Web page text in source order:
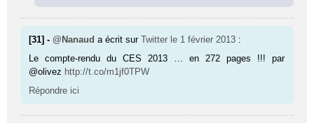
[31] -@Nanaud a écrit surTwitter le 1 février 2013 :
Le compte-rendu du CES 2013 … en 272 pages !!! par
@olivez http://t.co/m1jf0TPW
Répondre ici